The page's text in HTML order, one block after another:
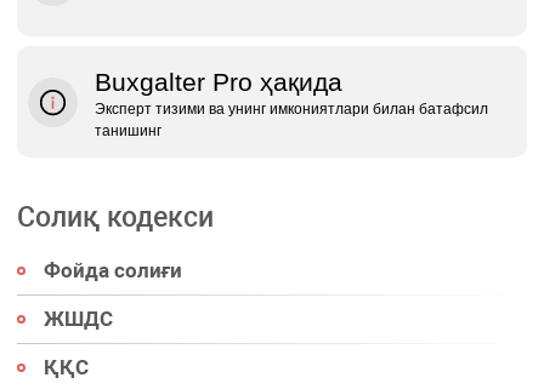
Buxgalter Pro ҳақида
Эксперт тизими ва унинг имкониятлари билан батафсил
танишинг
Солиқ кодекси
Фойда солиғи
ЖШДС
ҚҚС